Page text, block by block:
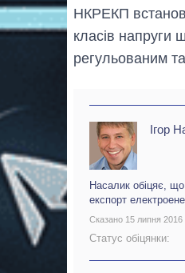
НКРЕКП
класів напруги
регульованим
Ігор
Насалик обіцяє,
експорт
Сказано 15 липня 2016
Статус обіцянки: